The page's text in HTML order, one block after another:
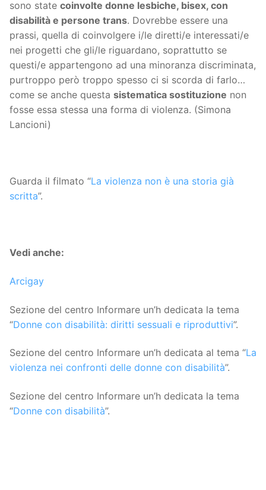
sono state coinvolte donne lesbiche, bisex, con
disabilità e persone trans. Dovrebbe essere una
prassi, quella di coinvolgere i/le diretti/e interessati/e
nei progetti che gli/le riguardano, soprattutto se
questi/e appartengono ad una minoranza discriminata,
purtroppo però troppo spesso ci si scorda di farlo…
come se anche questa sistematica sostituzione non
fosse essa stessa una forma di violenza. (Simona
Lancioni)
Guarda il filmato “La violenza non è una storia già
scritta”.
Vedi anche:
Arcigay
Sezione del centro Informare un’h dedicata la tema
“Donne con disabilità: diritti sessuali e riproduttivi”.
Sezione del centro Informare un’h dedicata al tema “La
violenza nei confronti delle donne con disabilità”.
Sezione del centro Informare un’h dedicata la tema
“Donne con disabilità”.